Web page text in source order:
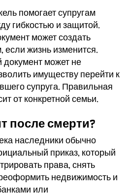
помогает супругам
гибкостью и защитой.
может создать
жизнь изменится.
может не
имуществу перейти к
супруга. Правильная
от конкретной семьи.
после смерти?
наследники обычно
приказ, который
права, снять
недвижимость и
или